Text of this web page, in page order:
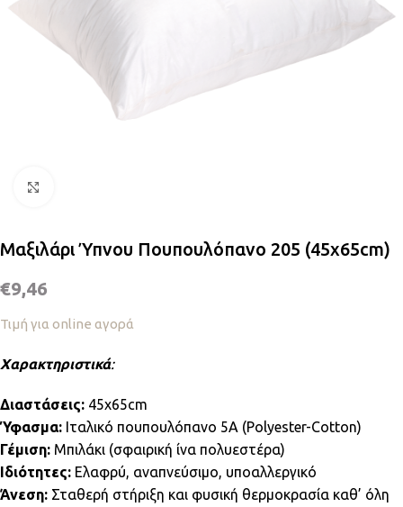
Μαξιλάρι Ύπνου Πουπουλόπανο 205 (45x65cm)
€9,46
Τιμή για online αγορά
Χαρακτηριστικά:
Διαστάσεις: 45x65cm
Ύφασμα: Ιταλικό πουπουλόπανο 5A (Polyester-Cotton)
Γέμιση: Μπιλάκι (σφαιρική ίνα πολυεστέρα)
Ιδιότητες: Ελαφρύ, αναπνεύσιμο, υποαλλεργικό
Άνεση: Σταθερή στήριξη και φυσική θερμοκρασία καθ’ όλη